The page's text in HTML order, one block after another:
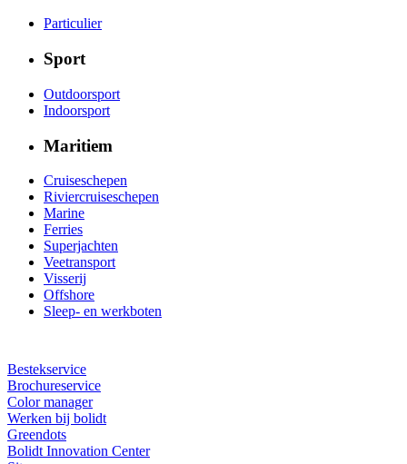
Particulier
Sport
Outdoorsport
Indoorsport
Maritiem
Cruiseschepen
Riviercruiseschepen
Marine
Ferries
Superjachten
Veetransport
Visserij
Offshore
Sleep- en werkboten
Bestekservice
Brochureservice
Color manager
Werken bij bolidt
Greendots
Bolidt Innovation Center